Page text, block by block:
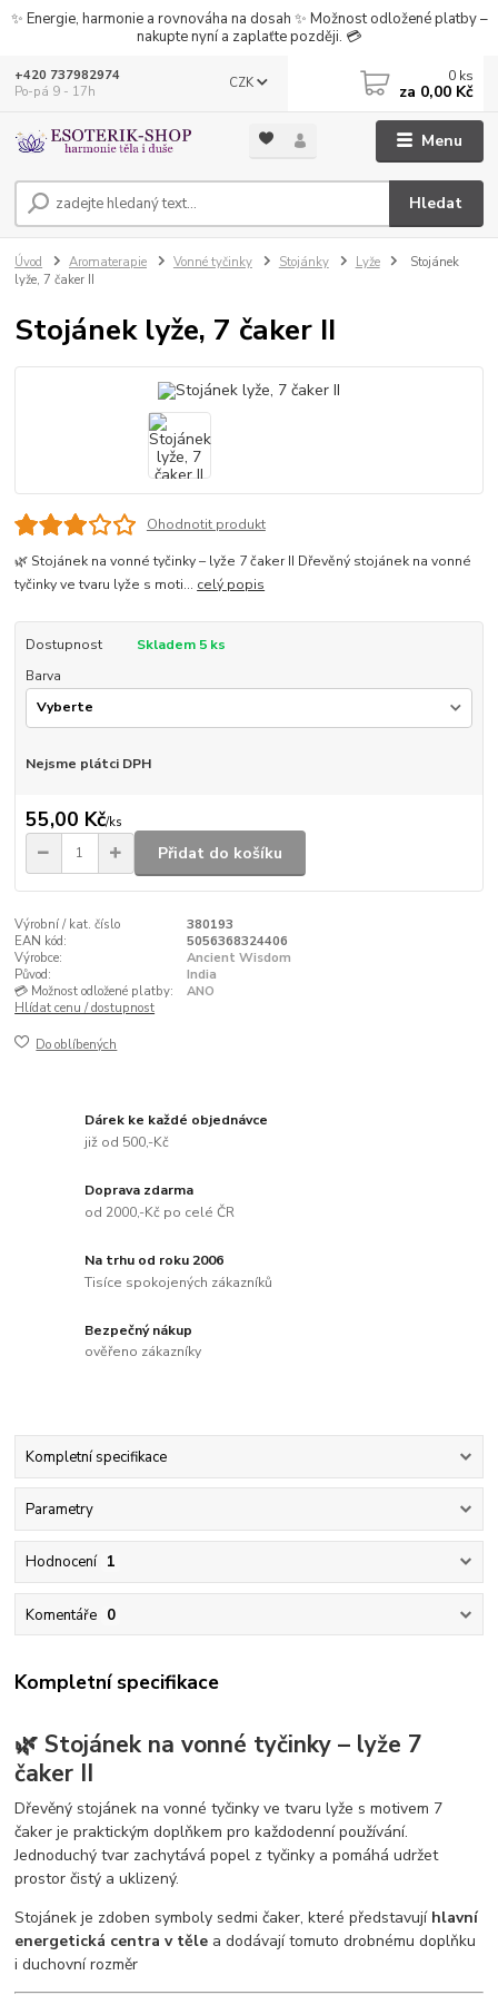
✨ Energie, harmonie a rovnováha na dosah ✨ Možnost odložené platby –
nakupte nyní a zaplaťte později. 💳
Menu
CZK
Hledat
+420 737982974
Po-pá 9 - 17h
0 ks
za 0,00 Kč
Úvod Aromaterapie Vonné tyčinky Stojánky Lyže
Stojánek
lyže, 7 čaker II
Stojánek lyže, 7 čaker II
Ohodnotit produkt
🌿 Stojánek na vonné tyčinky – lyže 7 čaker II Dřevěný stojánek na vonné
tyčinky ve tvaru lyže s moti... celý popis
Dostupnost
Skladem 5 ks
Barva
Nejsme plátci DPH
55,00 Kč/ks
Přidat do košíku
Výrobní / kat. číslo
380193
EAN kód:
5056368324406
Výrobce:
Ancient Wisdom
Původ:
India
💳 Možnost odložené platby:
ANO
Hlídat cenu / dostupnost
Do oblíbených
Dárek ke každé objednávce
již od 500,-Kč
Doprava zdarma
od 2000,-Kč po celé ČR
Na trhu od roku 2006
Tisíce spokojených zákazníků
Bezpečný nákup
ověřeno zákazníky
Kompletní specifikace
Parametry
Hodnocení 1
Komentáře 0
Kompletní specifikace
🌿 Stojánek na vonné tyčinky – lyže 7
čaker II
Dřevěný stojánek na vonné tyčinky ve tvaru lyže s motivem 7
čaker je praktickým doplňkem pro každodenní používání.
Jednoduchý tvar zachytává popel z tyčinky a pomáhá udržet
prostor čistý a uklizený.
Stojánek je zdoben symboly sedmi čaker, které představují hlavní
energetická centra v těle a dodávají tomuto drobnému doplňku
i duchovní rozměr